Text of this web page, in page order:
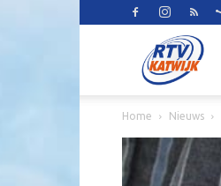
Home Nieuws